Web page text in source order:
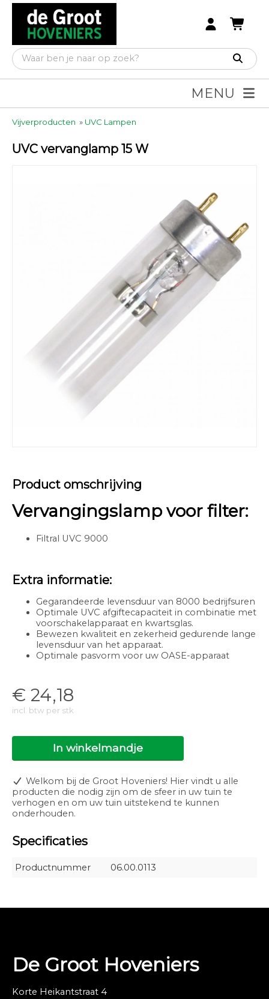
MENU
Vijverproducten » UVC Lampen
UVC vervanglamp 15 W
Product omschrijving
Vervangingslamp voor filter:
Filtral UVC 9000
Extra informatie:
Gegarandeerde levensduur van 8000 bedrijfsuren
Optimale UVC afgiftecapaciteit in combinatie met
voorschakelapparaat en kwartsglas.
Bewezen kwaliteit en zekerheid gedurende lange
levensduur van het apparaat.
Optimale pasvorm voor uw OASE-apparaat
€ 24,18
incl. btw per stk
In winkelmandje
Welkom bij de Groot Hoveniers! Hier vindt u alle
producten die nodig zijn om de sfeer in uw tuin te
verhogen en om uw tuin uitstekend te kunnen
onderhouden.
Specificaties
Productnummer 06.00.0113
De Groot Hoveniers
Korte Heikantstraat 4